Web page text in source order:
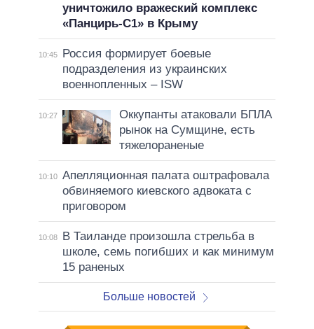
уничтожило вражеский комплекс
«Панцирь-С1» в Крыму
10:45
Россия формирует боевые
подразделения из украинских
военнопленных – ISW
10:27
Оккупанты атаковали БПЛА
рынок на Сумщине, есть
тяжелораненые
10:10 Апелляционная палата оштрафовала
обвиняемого киевского адвоката с
приговором
10:08
В Таиланде произошла стрельба в
школе, семь погибших и как минимум
15 раненых
Больше новостей